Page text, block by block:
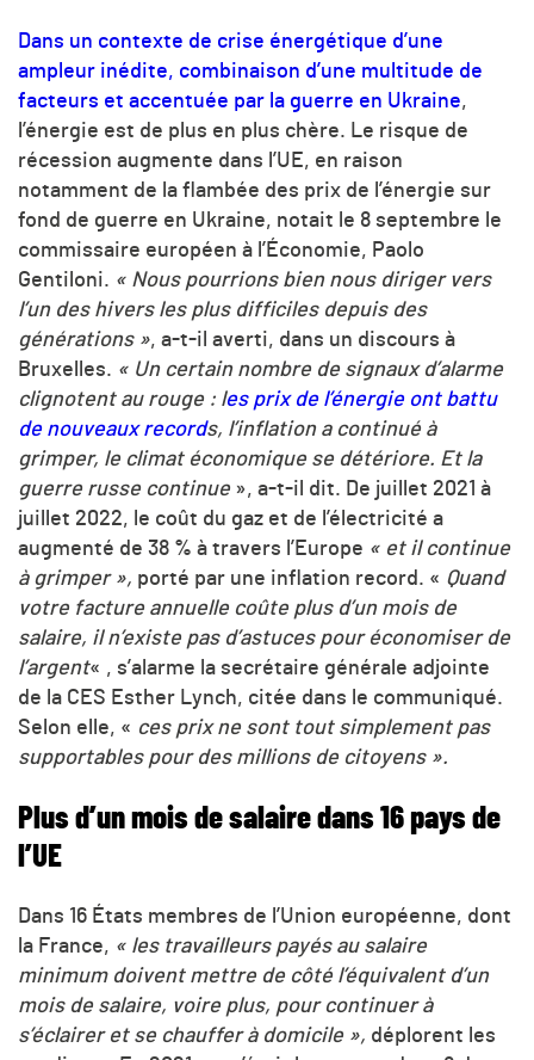
Dans un contexte de crise énergétique d’une
ampleur inédite, combinaison d’une multitude de
facteurs et accentuée par la guerre en Ukraine,
l’énergie est de plus en plus chère. Le risque de
récession augmente dans l’UE, en raison
notamment de la flambée des prix de l’énergie sur
fond de guerre en Ukraine, notait le 8 septembre le
commissaire européen à l’Économie, Paolo
Gentiloni. « Nous pourrions bien nous diriger vers
l’un des hivers les plus difficiles depuis des
générations », a-t-il averti, dans un discours à
Bruxelles. « Un certain nombre de signaux d’alarme
clignotent au rouge : les prix de l’énergie ont battu
de nouveaux records, l’inflation a continué à
grimper, le climat économique se détériore. Et la
guerre russe continue », a-t-il dit. De juillet 2021 à
juillet 2022, le coût du gaz et de l’électricité a
augmenté de 38 % à travers l’Europe « et il continue
à grimper », porté par une inflation record. « Quand
votre facture annuelle coûte plus d’un mois de
salaire, il n’existe pas d’astuces pour économiser de
l’argent« , s’alarme la secrétaire générale adjointe
de la CES Esther Lynch, citée dans le communiqué.
Selon elle, « ces prix ne sont tout simplement pas
supportables pour des millions de citoyens ».
Plus d’un mois de salaire dans 16 pays de
l’UE
Dans 16 États membres de l’Union européenne, dont
la France, « les travailleurs payés au salaire
minimum doivent mettre de côté l’équivalent d’un
mois de salaire, voire plus, pour continuer à
s’éclairer et se chauffer à domicile », déplorent les